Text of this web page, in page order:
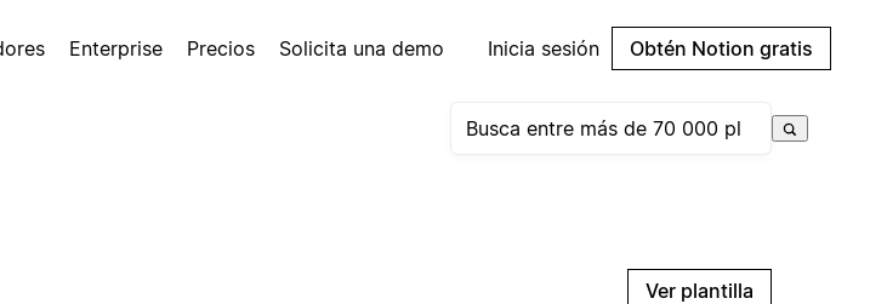
Enterprise Precios Solicita una demo Inicia sesión Obtén Notion gratis
Ver plantilla